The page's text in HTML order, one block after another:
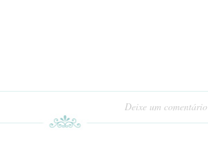
Deixe um comentário